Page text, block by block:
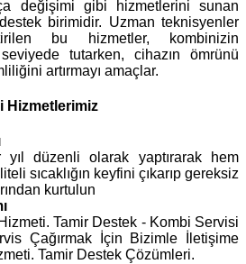
değişimi gibi hizmetlerini sunan
birimidir. Uzman teknisyenler
bu hizmetler, kombinizin
tutarken, cihazın ömrünü
artırmayı amaçlar.
Hizmetlerimiz
yıl düzenli olarak yaptırarak hem
sıcaklığın keyfini çıkarıp gereksiz
kurtulun
Tamir Destek - Kombi Servisi
Çağırmak İçin Bizimle İletişime
Tamir Destek Çözümleri.